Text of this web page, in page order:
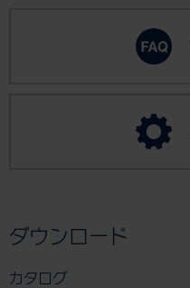
ダウンロード
カタログ